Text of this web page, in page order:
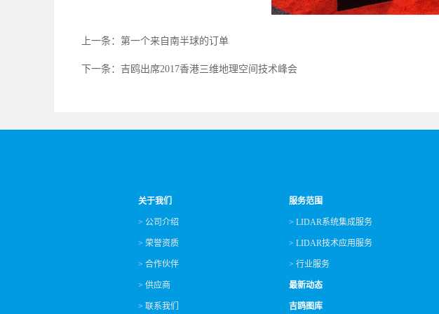
上一条：第一个来自南半球的订单
下一条：吉鸥出席2017香港三维地理空间技术峰会
关于我们
> 公司介绍
> 荣誉资质
> 合作伙伴
> 供应商
> 联系我们
服务范围
> LIDAR系统集成服务
> LIDAR技术应用服务
> 行业服务
最新动态
吉鸥图库